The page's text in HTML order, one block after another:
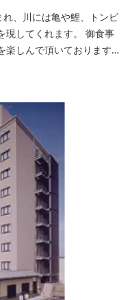
、川には亀や鯉、トンビ
現してくれます。 御食事
楽しんで頂いております。